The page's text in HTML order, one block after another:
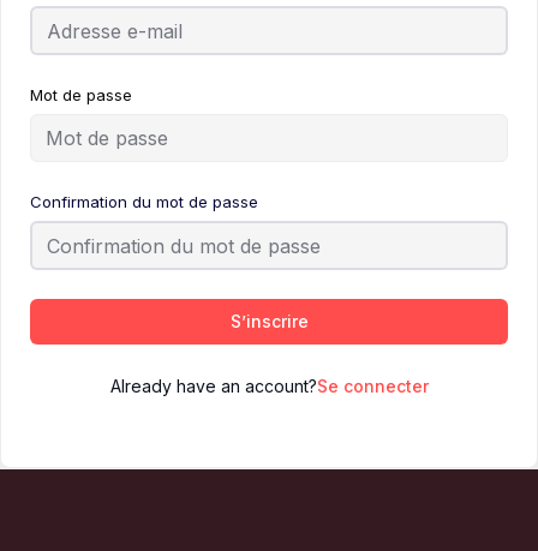
Mot de passe
Confirmation du mot de passe
S’inscrire
Already have an account?Se connecter